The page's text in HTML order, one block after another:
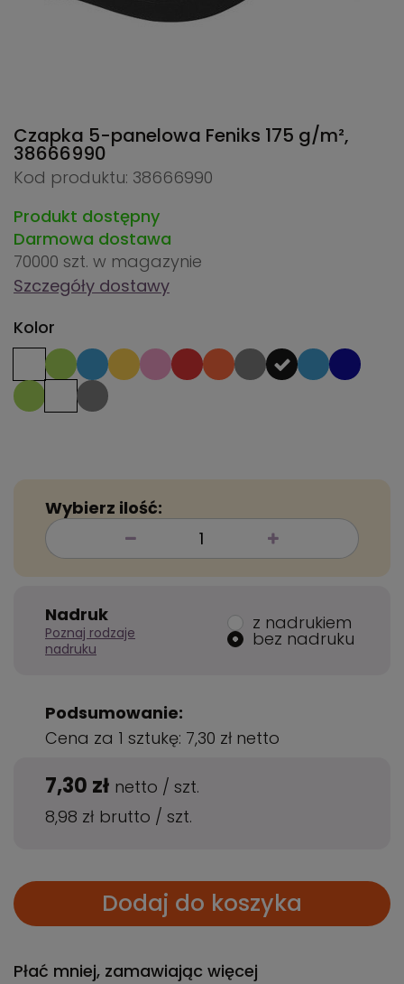
Czapka 5-panelowa Feniks 175 g/m²,
38666990
Kod produktu: 38666990
Produkt dostępny
Darmowa dostawa
70000 szt. w magazynie
Szczegóły dostawy
Kolor
Wybierz ilość:
Nadruk
Poznaj rodzaje
nadruku
z nadrukiem
bez nadruku
Podsumowanie:
Cena za 1 sztukę: 7,30 zł netto
7,30 zł netto / szt.
8,98 zł brutto / szt.
Dodaj do koszyka
Płać mniej, zamawiając więcej